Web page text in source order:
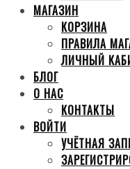
МАГАЗИН
КОРЗИНА
ПРАВИЛА
ЛИЧНЫЙ
БЛОГ
О НАС
КОНТАКТЫ
ВОЙТИ
УЧЁТНАЯ